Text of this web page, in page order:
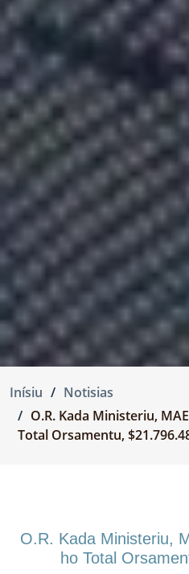
Inísiu
Notisias
O.R. Kada Ministeriu,
Total Orsamentu,
O.R. Kada Ministeriu,
ho Total